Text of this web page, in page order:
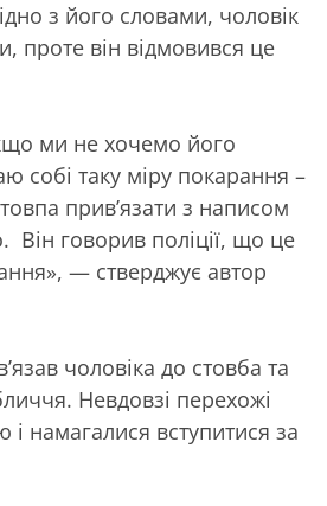
з його словами, чоловік
проте він відмовився це
ми не хочемо його
собі таку міру покарання –
прив’язати з написом
Він говорив поліції, що це
— стверджує автор
чоловіка до стовба та
Невдовзі перехожі
і намагалися вступитися за